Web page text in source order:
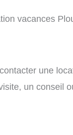
vacances
une
un conseil